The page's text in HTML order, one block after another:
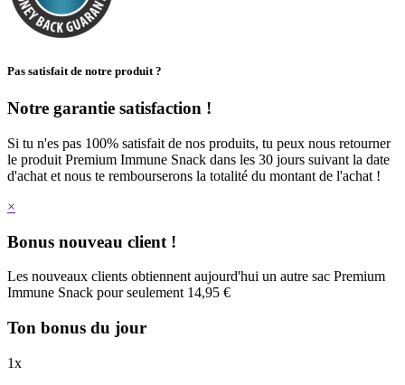
Pas satisfait de notre produit ?
Notre garantie satisfaction !
Si tu n'es pas 100% satisfait de nos produits, tu peux nous retourner
le produit Premium Immune Snack dans les 30 jours suivant la date
d'achat et nous te rembourserons la totalité du montant de l'achat !
×
Bonus nouveau client !
Les nouveaux clients obtiennent aujourd'hui un autre sac Premium
Immune Snack pour seulement 14,95 €
Ton bonus du jour
1x